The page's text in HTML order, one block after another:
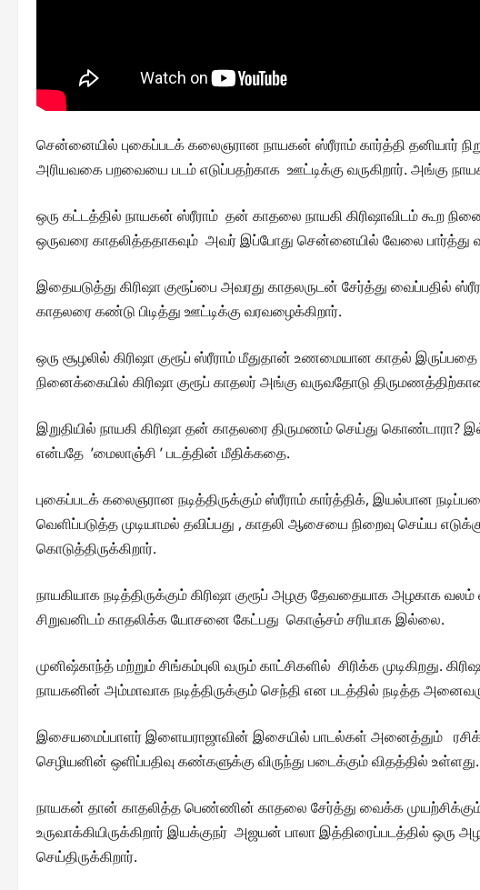
சென்னையில் புகைப்படக் கலைஞரான நாயகன் ஸ்ரீராம் கார்த்தி தனியார்
அரியவகை பறவையை படம் எடுப்பதற்காக ஊட்டிக்கு வருகிறார். அங்கு நாயகி
ஒரு கட்டத்தில் நாயகன் ஸ்ரீராம் தன் காதலை நாயகி கிரிஷாவிடம் கூற
ஒருவரை காதலித்ததாகவும் அவர் இப்போது சென்னையில் வேலை பார்த்து
இதையடுத்து கிரிஷா குரூப்பை அவரது காதலருடன் சேர்த்து வைப்பதில்
காதலரை கண்டு பிடித்து ஊட்டிக்கு வரவழைக்கிறார்.
ஒரு சூழலில் கிரிஷா குரூப் ஸ்ரீராம் மீதுதான் உணமையான காதல்
நினைக்கையில் கிரிஷா குரூப் காதலர் அங்கு வருவதோடு
இறுதியில் நாயகி கிரிஷா தன் காதலரை திருமணம் செய்து கொண்டாரா?
என்பதே ’மைலாஞ்சி ’ படத்தின் மீதிக்கதை.
புகைப்படக் கலைஞரான நடித்திருக்கும் ஸ்ரீராம் கார்த்திக், இயல்பான
வெளிப்படுத்த முடியாமல் தவிப்பது , காதலி ஆசையை நிறைவு செய்ய
கொடுத்திருக்கிறார்.
நாயகியாக நடித்திருக்கும் கிரிஷா குரூப் அழகு தேவதையாக அழகாக
சிறுவனிடம் காதலிக்க யோசனை கேட்பது கொஞ்சம் சரியாக இல்லை.
முனிஷ்காந்த் மற்றும் சிங்கம்புலி வரும் காட்சிகளில் சிரிக்க முடிகிறது.
நாயகனின் அம்மாவாக நடித்திருக்கும் செந்தி என படத்தில் நடித்த
இசையமைப்பாளர் இளையராஜாவின் இசையில் பாடல்கள் அனைத்தும்
செழியனின் ஒளிப்பதிவு கண்களுக்கு விருந்து படைக்கும் விதத்தில் உள்ளது.
நாயகன் தான் காதலித்த பெண்ணின் காதலை சேர்த்து வைக்க
உருவாக்கியிருக்கிறார் இயக்குநர் அஜயன் பாலா இத்திரைப்படத்தில்
செய்திருக்கிறார்.